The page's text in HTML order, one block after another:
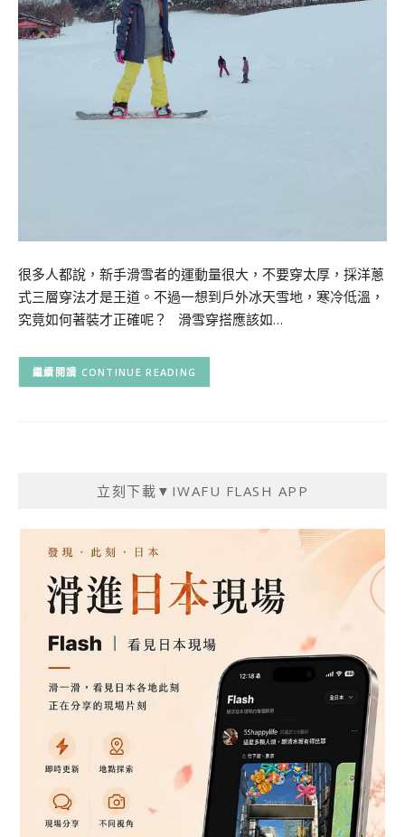
很多人都說，新手滑雪者的運動量很大，不要穿太厚，採洋蔥
式三層穿法才是王道。不過一想到戶外冰天雪地，寒冷低溫，
究竟如何著裝才正確呢？ 滑雪穿搭應該如…
CONTINUE READING
立刻下載▼IWAFU FLASH APP